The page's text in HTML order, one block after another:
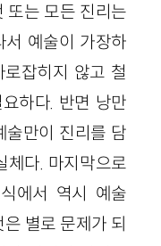
또는 모든 진리는
서 예술이 가장하
잡히지 않고 철
하다. 반면 낭만
술만이 진리를 담
체다. 마지막으로
에서 역시 예술
별로 문제가 되